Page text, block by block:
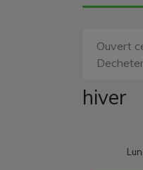
Ouvert
hiver